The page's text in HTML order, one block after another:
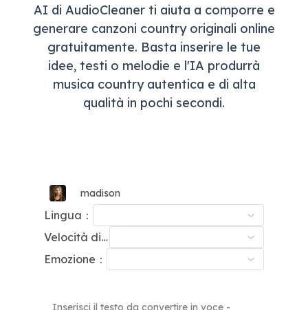
AI di AudioCleaner ti aiuta a comporre e
generare canzoni country originali online
gratuitamente. Basta inserire le tue
idee, testi o melodie e l'IA produrrà
musica country autentica e di alta
qualità in pochi secondi.
madison
Lingua：
Velocità di Parlato：
Emozione：